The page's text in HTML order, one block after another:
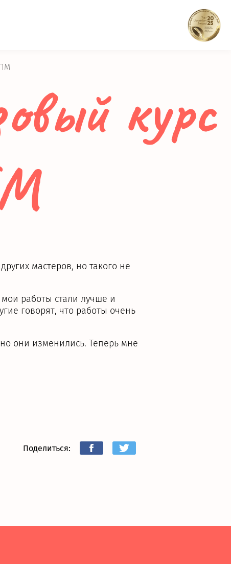
курс
мастеров, но такого не
работы стали лучше и
говорят, что работы очень
они изменились. Теперь мне
Пoделиться: